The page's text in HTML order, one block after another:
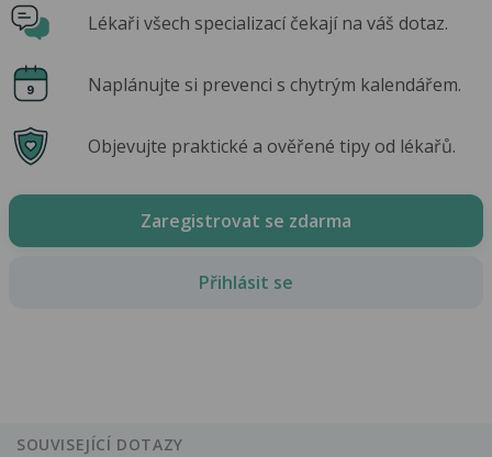
Lékaři všech specializací čekají na váš dotaz.
Naplánujte si prevenci s chytrým kalendářem.
Objevujte praktické a ověřené tipy od lékařů.
Zaregistrovat se zdarma
Přihlásit se
SOUVISEJÍCÍ DOTAZY